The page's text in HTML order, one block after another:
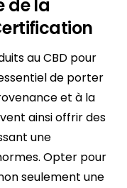
de la
au CBD pour
de porter
et à la
ainsi offrir des
une
Opter pour
seulement une